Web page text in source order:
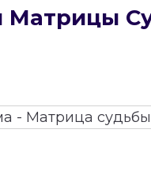
Матрицы